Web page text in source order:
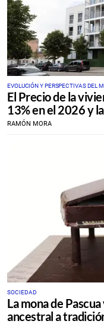
EVOLUCIÓN Y PERSPECTIVAS DEL
TRIMESTRE 2026
El Precio de la
13% en el 2026 y
RAMÓN MORA
SOCIEDAD
La mona de
ancestral a